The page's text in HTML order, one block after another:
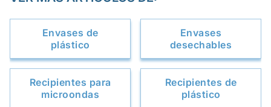
Envases de
plástico
Envases
desechables
Recipientes para
microondas
Recipientes de
plástico